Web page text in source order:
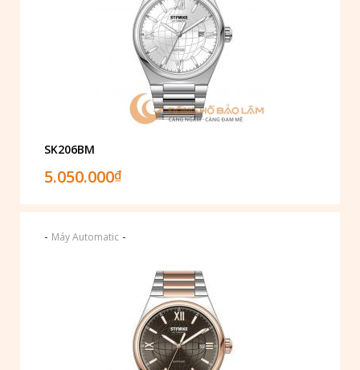
SK206BM
5.050.000₫
- Máy Automatic -